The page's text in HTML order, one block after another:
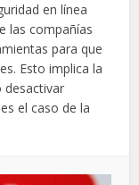
en línea
las compañías
para que
Esto implica la
desactivar
el caso de la